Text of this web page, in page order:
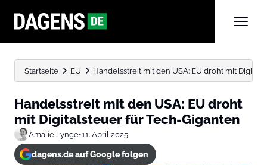
Startseite EU Handelsstreit mit den USA: EU droht mit
Handelsstreit mit den USA: EU droht
mit Digitalsteuer für Tech-Giganten
Amalie Lynge•11. April 2025
dagens.de auf Google folgen